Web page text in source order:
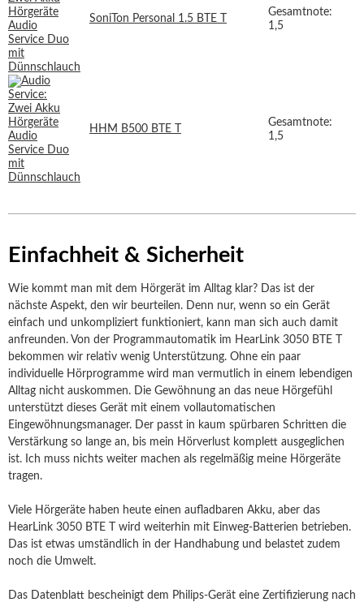
SoniTon Personal 1.5 BTE T
Gesamtnote:
1,5
HHM B500 BTE T
Gesamtnote:
1,5
Einfachheit & Sicherheit
Wie kommt man mit dem Hörgerät im Alltag klar? Das ist der
nächste Aspekt, den wir beurteilen. Denn nur, wenn so ein Gerät
einfach und unkompliziert funktioniert, kann man sich auch damit
anfreunden. Von der Programmautomatik im HearLink 3050 BTE T
bekommen wir relativ wenig Unterstützung. Ohne ein paar
individuelle Hörprogramme wird man vermutlich in einem lebendigen
Alltag nicht auskommen. Die Gewöhnung an das neue Hörgefühl
unterstützt dieses Gerät mit einem vollautomatischen
Eingewöhnungsmanager. Der passt in kaum spürbaren Schritten die
Verstärkung so lange an, bis mein Hörverlust komplett ausgeglichen
ist. Ich muss nichts weiter machen als regelmäßig meine Hörgeräte
tragen.
Viele Hörgeräte haben heute einen aufladbaren Akku, aber das
HearLink 3050 BTE T wird weiterhin mit Einweg-Batterien betrieben.
Das ist etwas umständlich in der Handhabung und belastet zudem
noch die Umwelt.
Das Datenblatt bescheinigt dem Philips-Gerät eine Zertifizierung nach